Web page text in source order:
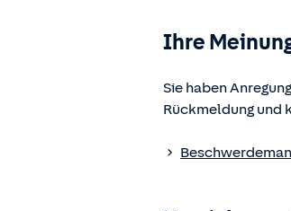
§§ 59 – 68
§ 48b
Verordnung
www.gesetze-im-
Ihre
Sie haben
Rückmeldung und